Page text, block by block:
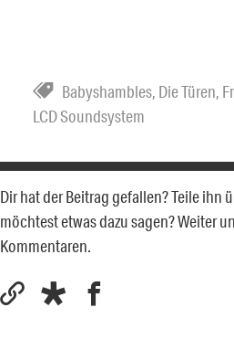
Babyshambles, Die Türen,
LCD Soundsystem
Dir hat der Beitrag gefallen? Teile ihn
möchtest etwas dazu sagen? Weiter
Kommentaren.